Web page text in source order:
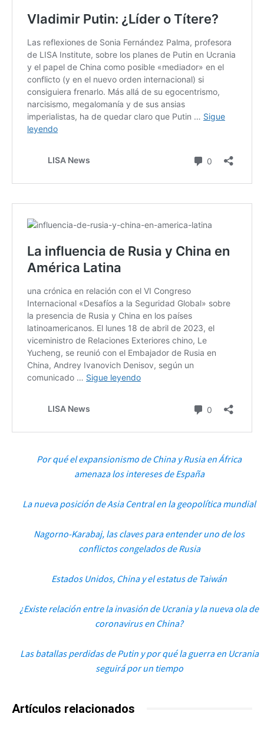
Por qué el expansionismo de China y Rusia en África
amenaza los intereses de España
La nueva posición de Asia Central en la geopolítica mundial
Nagorno-Karabaj, las claves para entender uno de los
conflictos congelados de Rusia
Estados Unidos, China y el estatus de Taiwán
¿Existe relación entre la invasión de Ucrania y la nueva ola de
coronavirus en China?
Las batallas perdidas de Putin y por qué la guerra en Ucrania
seguirá por un tiempo
Artículos relacionados